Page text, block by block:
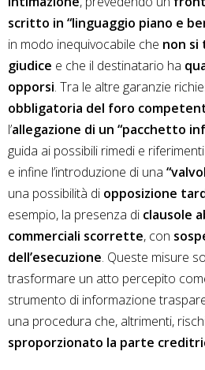
scritto in “linguaggio piano e
in modo inequivocabile che non
giudice e che il destinatario ha
opporsi. Tra le altre garanzie
obbligatoria del foro
l’allegazione di un “pacchetto
guida ai possibili rimedi e
e infine l’introduzione di una
una possibilità di opposizione
esempio, la presenza di clausole
commerciali scorrette, con
dell’esecuzione. Queste misure
trasformare un atto percepito
strumento di informazione
una procedura che, altrimenti,
sproporzionato la parte